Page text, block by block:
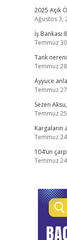
2025 Açık
Ağustos 3,
İş Bankası
Temmuz
Tank
Temmuz
Ayyuce
Temmuz
Sezen
Temmuz
Kargaların
Temmuz
104’ün
Temmuz